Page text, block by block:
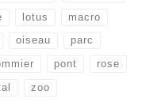
lotus macro
oiseau parc
pont rose
zoo